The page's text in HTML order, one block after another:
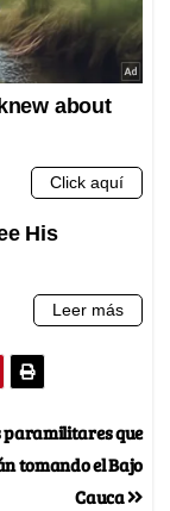
paramilitares que
tomando el Bajo
Cauca